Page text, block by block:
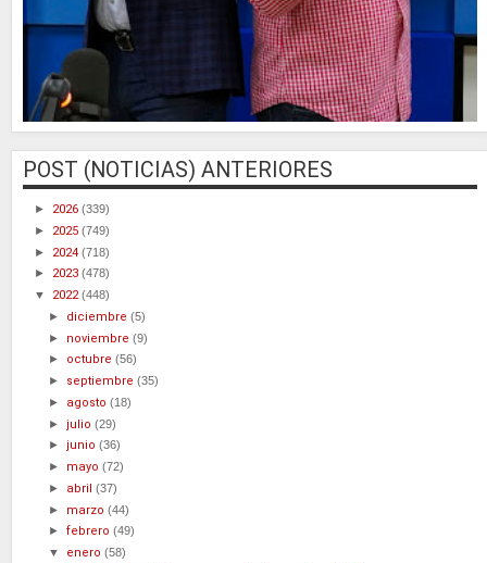
POST (NOTICIAS) ANTERIORES
► 2026 (339)
► 2025 (749)
► 2024 (718)
► 2023 (478)
▼ 2022(448)
► diciembre(5)
► noviembre(9)
► octubre(56)
► septiembre(35)
► agosto(18)
►julio(29)
►junio(36)
► mayo(72)
► abril(37)
► marzo(44)
►febrero(49)
▼ enero(58)